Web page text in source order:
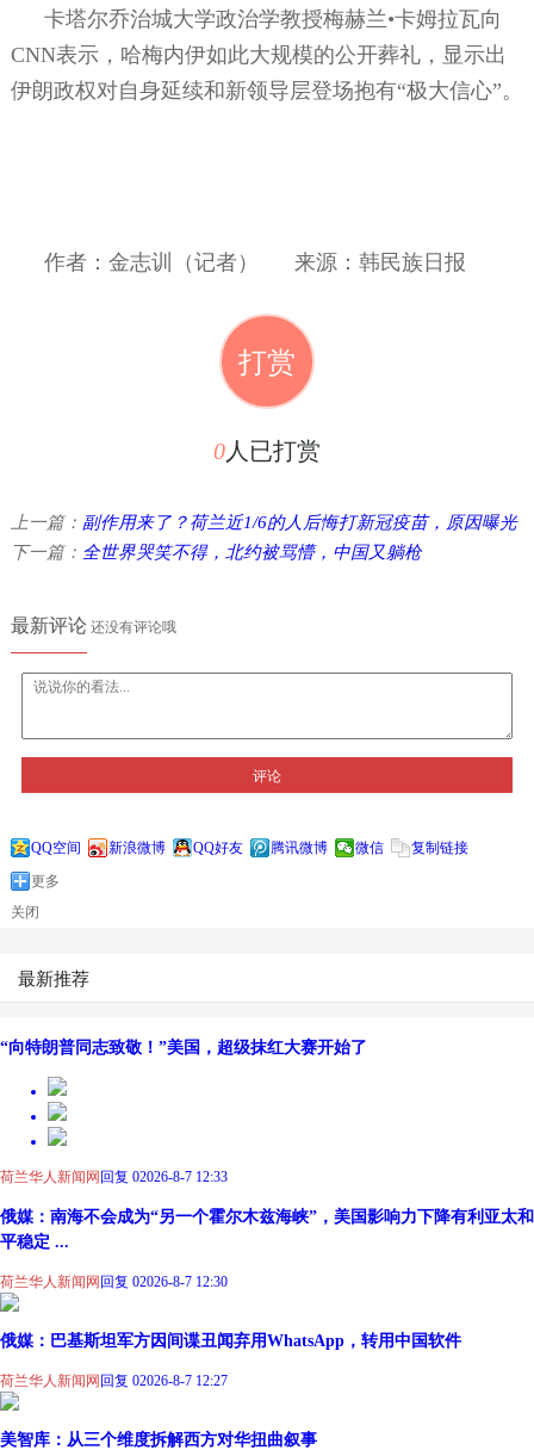
卡塔尔乔治城大学政治学教授梅赫兰•卡姆拉瓦向
CNN表示，哈梅内伊如此大规模的公开葬礼，显示出
伊朗政权对自身延续和新领导层登场抱有“极大信心”。
作者：金志训（记者） 来源：韩民族日报
打赏
0人已打赏
上一篇： 副作用来了？荷兰近1/6的人后悔打新冠疫苗，原因曝光
下一篇： 全世界哭笑不得，北约被骂懵，中国又躺枪
最新评论还没有评论哦
评论
QQ空间 新浪微博 QQ好友 腾讯微博 微信
复制链接
更多
关闭
最新推荐
“向特朗普同志致敬！”美国，超级抹红大赛开始了
荷兰华人新闻网回复 02026-8-7 12:33
俄媒：南海不会成为“另一个霍尔木兹海峡”，美国影响力下降有利亚太和
平稳定 ...
荷兰华人新闻网回复 02026-8-7 12:30
俄媒：巴基斯坦军方因间谍丑闻弃用WhatsApp，转用中国软件
荷兰华人新闻网 回复 02026-8-7 12:27
美智库：从三个维度拆解西方对华扭曲叙事